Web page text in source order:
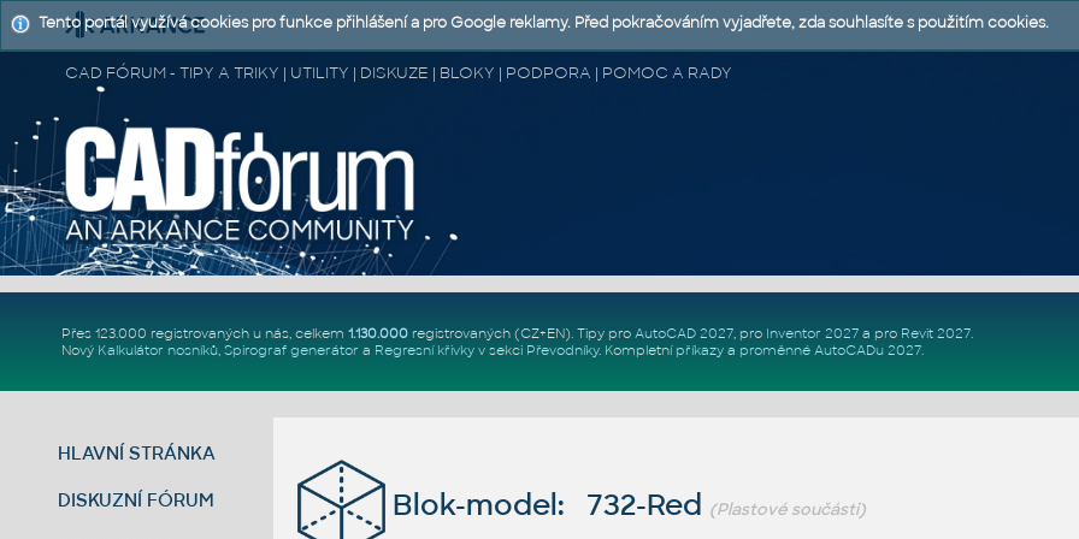
CAD FÓRUM - TIPY A TRIKY | UTILITY | DISKUZE | BLOKY | PODPORA | POMOC A RADY
Přes 123.000 registrovaných u nás, celkem 1.130.000registrovaných (CZ+EN). Tipy pro AutoCAD 2027, pro Inventor 2027a pro Revit 2027.
Nový Kalkulátor nosníků, Spirograf generátor a Regresní křivkyv sekci Převodníky. Kompletní příkazya proměnné AutoCADu 2027.
HLAVNÍ STRÁNKA
DISKUZNÍ FÓRUM Blok-model: 732-Red (Plastové součásti)
Tento portál využívá cookies pro funkce přihlášení a pro Google reklamy. Před pokračováním vyjadřete, zda souhlasíte s použitím cookies.